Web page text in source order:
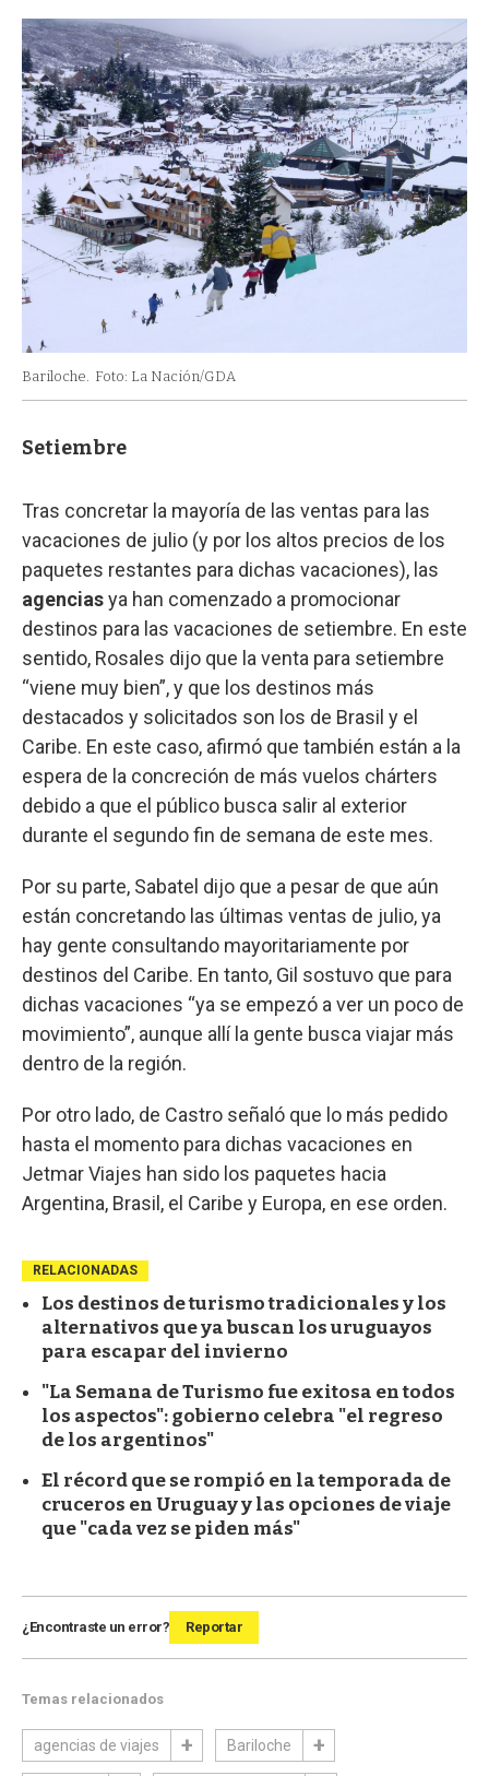
Bariloche. Foto: La Nación/GDA
Setiembre
Tras concretar la mayoría de las ventas para las
vacaciones de julio (y por los altos precios de los
paquetes restantes para dichas vacaciones), las
agenciasya han comenzado a promocionar
destinos para las vacaciones de setiembre. En este
sentido, Rosales dijo que la venta para setiembre
“viene muy bien”, y que los destinos más
destacados y solicitados son los de Brasil y el
Caribe. En este caso, afirmó que también están a la
espera de la concreción de más vuelos chárters
debido a que el público busca salir al exterior
durante el segundo fin de semana de este mes.
Por su parte, Sabatel dijo que a pesar de que aún
están concretando las últimas ventas de julio, ya
hay gente consultando mayoritariamente por
destinos del Caribe. En tanto, Gil sostuvo que para
dichas vacaciones “ya se empezó a ver un poco de
movimiento”, aunque allí la gente busca viajar más
dentro de la región.
Por otro lado, de Castro señaló que lo más pedido
hasta el momento para dichas vacaciones en
Jetmar Viajes han sido los paquetes hacia
Argentina, Brasil, el Caribe y Europa, en ese orden.
RELACIONADAS
Los destinos de turismo tradicionales y los
alternativos que ya buscan los uruguayos
para escapar del invierno
"La Semana de Turismo fue exitosa en todos
los aspectos": gobierno celebra "el regreso
de los argentinos"
El récord que se rompió en la temporada de
cruceros en Uruguay y las opciones de viaje
que "cada vez se piden más"
¿Encontraste un error? Reportar
Temas relacionados
agencias de viajes Bariloche